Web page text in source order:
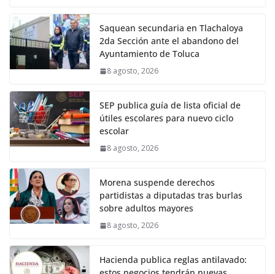
Saquean secundaria en Tlachaloya
2da Sección ante el abandono del
Ayuntamiento de Toluca
8 agosto, 2026
SEP publica guía de lista oficial de
útiles escolares para nuevo ciclo
escolar
8 agosto, 2026
Morena suspende derechos
partidistas a diputadas tras burlas
sobre adultos mayores
8 agosto, 2026
Hacienda publica reglas antilavado: